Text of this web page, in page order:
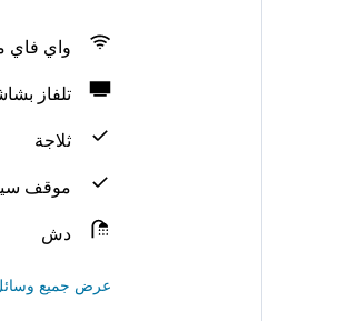
واي فاي
تلفاز
ثلاجة
موقف
دش
عرض جميع وسائل